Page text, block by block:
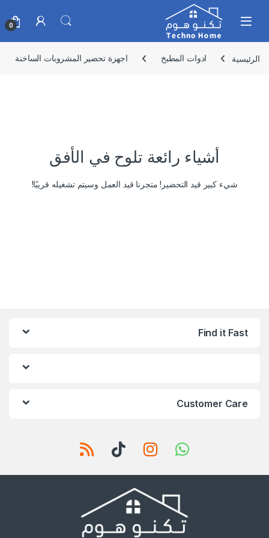
Skip to navigation
Skip to content
0
الرئيسية ادوات المطبخ اجهزة تحضير المشروبات الساخنة
أشياء رائعة تلوح في الأفق
شيء كبير قيد التحضير! متجرنا قيد العمل وسيتم تشغيله قريبًا!
Find it Fast
Customer Care